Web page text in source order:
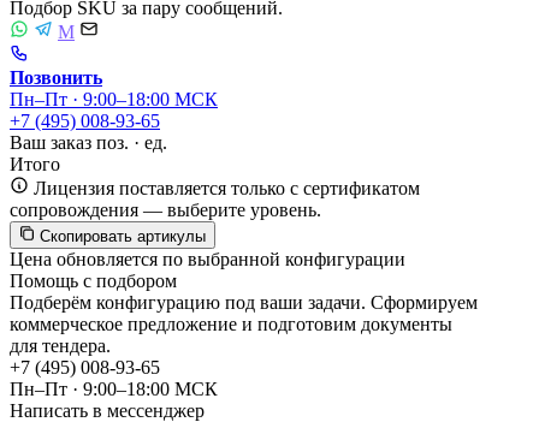
Подбор SKU за пару сообщений.
M
Позвонить
Пн–Пт · 9:00–18:00 МСК
+7 (495) 008-93-65
Ваш заказ поз. · ед.
Итого
Лицензия поставляется только с сертификатом
сопровождения — выберите уровень.
Скопировать артикулы
Цена обновляется по выбранной конфигурации
Помощь с подбором
Подберём конфигурацию под ваши задачи. Сформируем
коммерческое предложение и подготовим документы
для тендера.
+7 (495) 008-93-65
Пн–Пт · 9:00–18:00 МСК
Написать в мессенджер